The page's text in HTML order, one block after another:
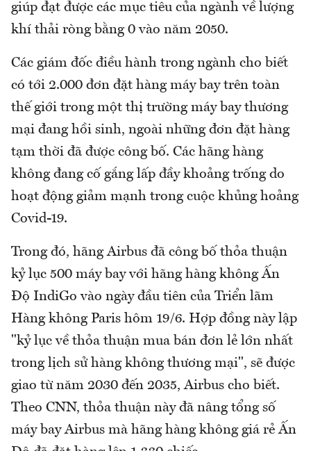
giúp đạt được các mục tiêu của ngành về lượng
khí thải ròng bằng 0 vào năm 2050.
Các giám đốc điều hành trong ngành cho biết
có tới 2.000 đơn đặt hàng máy bay trên toàn
thế giới trong một thị trường máy bay thương
mại đang hồi sinh, ngoài những đơn đặt hàng
tạm thời đã được công bố. Các hãng hàng
không đang cố gắng lấp đầy khoảng trống do
hoạt động giảm mạnh trong cuộc khủng hoảng
Covid-19.
Trong đó, hãng Airbus đã công bố thỏa thuận
kỷ lục 500 máy bay với hãng hàng không Ấn
Độ IndiGo vào ngày đầu tiên của Triển lãm
Hàng không Paris hôm 19/6. Hợp đồng này lập
"kỷ lục về thỏa thuận mua bán đơn lẻ lớn nhất
trong lịch sử hàng không thương mại", sẽ được
giao từ năm 2030 đến 2035, Airbus cho biết.
Theo CNN, thỏa thuận này đã nâng tổng số
máy bay Airbus mà hãng hàng không giá rẻ Ấn